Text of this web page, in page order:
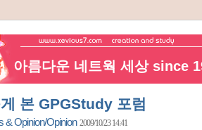
아름다운 네트웍 세상 since
본 GPGStudy 포럼
& Opinion/Opinion 2009/10/23 14:41